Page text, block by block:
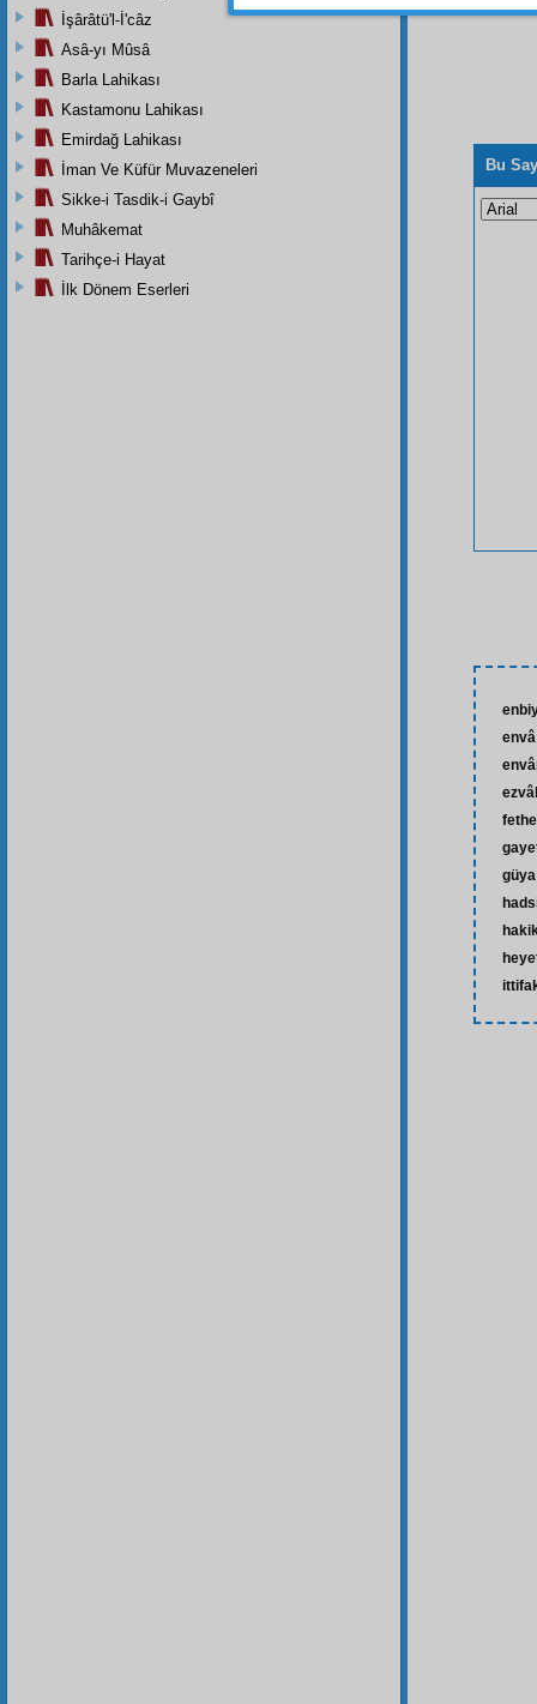
Bu
envâ
güya
İşârâtü'l-İ'câz
Asâ-yı Mûsâ
Barla Lahikası
Kastamonu Lahikası
Emirdağ Lahikası
İman Ve Küfür Muvazeneleri
Sikke-i Tasdik-i Gaybî
Muhâkemat
Tarihçe-i Hayat
İlk Dönem Eserleri